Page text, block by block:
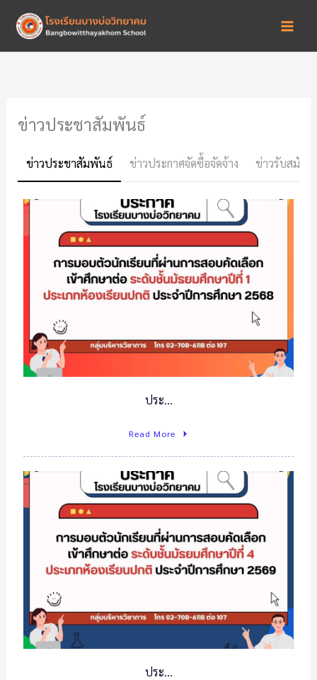
content
ข่าวประชาสัมพันธ์
ข่าวประชาสัมพันธ์ ข่าวประกาศจัดซื้อจัดจ้าง ข่าวรับสมัคร
ประ…
Read More
ประ…